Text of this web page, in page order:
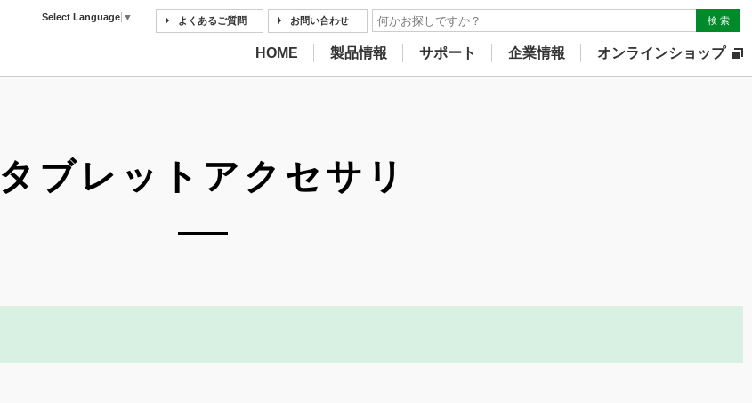
Select Language ▼ よくあるご質問 お問い合わせ 検 索
HOME 製品情報 サポート 企業情報 オンラインショップ
タブレットアクセサリ